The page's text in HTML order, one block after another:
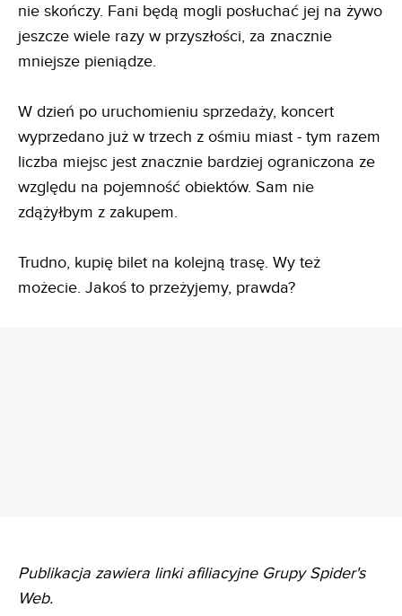
nie skończy. Fani będą mogli posłuchać jej na żywo
jeszcze wiele razy w przyszłości, za znacznie
mniejsze pieniądze.
W dzień po uruchomieniu sprzedaży, koncert
wyprzedano już w trzech z ośmiu miast - tym razem
liczba miejsc jest znacznie bardziej ograniczona ze
względu na pojemność obiektów. Sam nie
zdążyłbym z zakupem.
Trudno, kupię bilet na kolejną trasę. Wy też
możecie. Jakoś to przeżyjemy, prawda?
Publikacja zawiera linki afiliacyjne Grupy Spider's
Web.